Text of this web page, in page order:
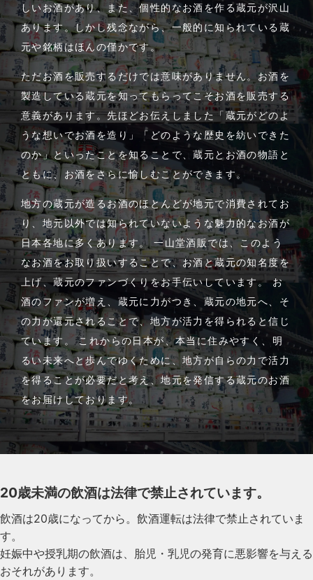
しいお酒があり、また、個性的なお酒を作る蔵元が沢山
あります。しかし残念ながら、一般的に知られている蔵
元や銘柄はほんの僅かです。
ただお酒を販売するだけでは意味がありません。お酒を
製造している蔵元を知ってもらってこそお酒を販売する
意義があります。先ほどお伝えしました「蔵元がどのよ
うな想いでお酒を造り」「どのような歴史を紡いできた
のか」といったことを知ることで、蔵元とお酒の物語と
ともに、お酒をさらに愉しむことができます。
地方の蔵元が造るお酒のほとんどが地元で消費されてお
り、地元以外では知られていないような魅力的なお酒が
日本各地に多くあります。 一山堂酒販では、このよう
なお酒をお取り扱いすることで、お酒と蔵元の知名度を
上げ、蔵元のファンづくりをお手伝いしています。 お
酒のファンが増え、蔵元に力がつき、蔵元の地元へ、そ
の力が還元されることで、地方が活力を得られると信じ
ています。 これからの日本が、本当に住みやすく、明
るい未来へと歩んでゆくために、地方が自らの力で活力
を得ることが必要だと考え、地元を発信する蔵元のお酒
をお届けしております。
20歳未満の飲酒は法律で禁止されています。
飲酒は20歳になってから。飲酒運転は法律で禁止されていま
す。
妊娠中や授乳期の飲酒は、胎児・乳児の発育に悪影響を与える
おそれがあります。